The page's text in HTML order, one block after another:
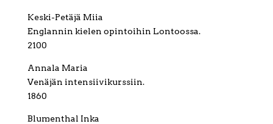
Keski-Petäjä Miia
Englannin kielen opintoihin Lontoossa.
2100
Annala Maria
Venäjän intensiivikurssiin.
1860
Blumenthal Inka